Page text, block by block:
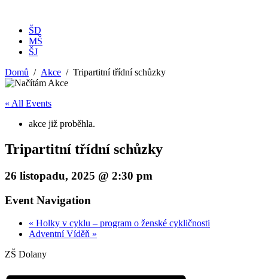
ŠD
MŠ
ŠJ
Domů
Akce Tripartitní třídní schůzky
« All Events
akce již proběhla.
Tripartitní třídní schůzky
26 listopadu, 2025 @ 2:30 pm
Event Navigation
« Holky v cyklu – program o ženské cykličnosti
Adventní Víděň »
ZŠ Dolany